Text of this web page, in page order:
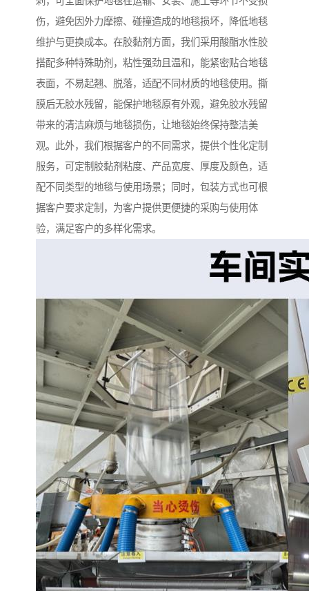
伤，避免因外力摩擦、碰撞造成的地毯损坏，降低地毯
维护与更换成本。在胶黏剂方面，我们采用酸酯水性胶
搭配多种特殊助剂，粘性强劲且温和，能紧密贴合地毯
表面，不易起翘、脱落，适配不同材质的地毯使用。撕
膜后无胶水残留，能保护地毯原有外观，避免胶水残留
带来的清洁麻烦与地毯损伤，让地毯始终保持整洁美
观。此外，我们根据客户的不同需求，提供个性化定制
服务，可定制胶黏剂粘度、产品宽度、厚度及颜色，适
配不同类型的地毯与使用场景；同时，包装方式也可根
据客户要求定制，为客户提供更便捷的采购与使用体
验，满足客户的多样化需求。